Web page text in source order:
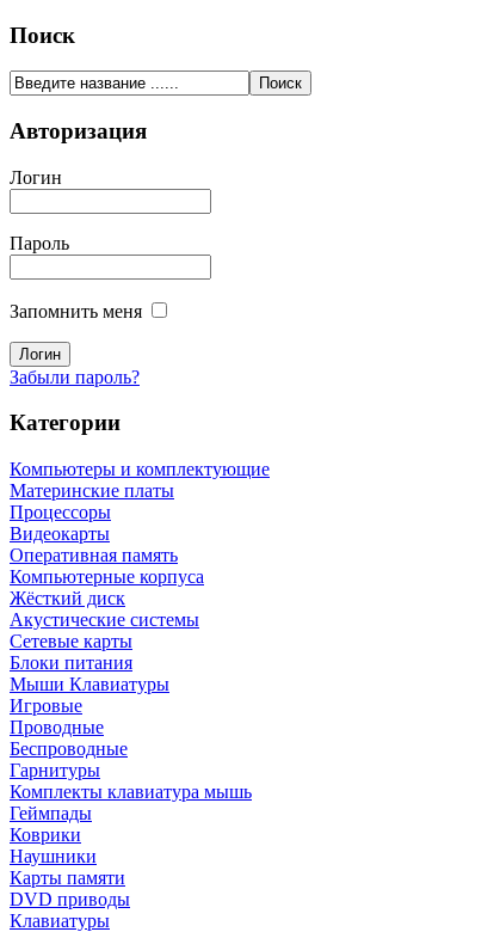
Поиск
Авторизация
Логин
Пароль
Запомнить меня
Забыли пароль?
Категории
Компьютеры и комплектующие
Материнские платы
Процессоры
Видеокарты
Оперативная память
Компьютерные корпуса
Жёсткий диск
Акустические системы
Сетевые карты
Блоки питания
Мыши Клавиатуры
Игровые
Проводные
Беспроводные
Гарнитуры
Комплекты клавиатура мышь
Геймпады
Коврики
Наушники
Карты памяти
DVD приводы
Клавиатуры